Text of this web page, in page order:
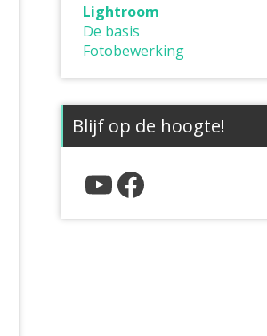
Lightroom
De basis
Fotobewerking
Blijf op de hoogte!
YouTube
Facebook